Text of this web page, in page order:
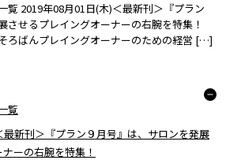
2019年08月01日(木)＜最新刊＞『プラン
させるプレイングオーナーの右腕を特集！
ろばんプレイングオーナーのための経営 […]
覧
最新刊＞『プラン９月号』は、サロンを発展
ーの右腕を特集！